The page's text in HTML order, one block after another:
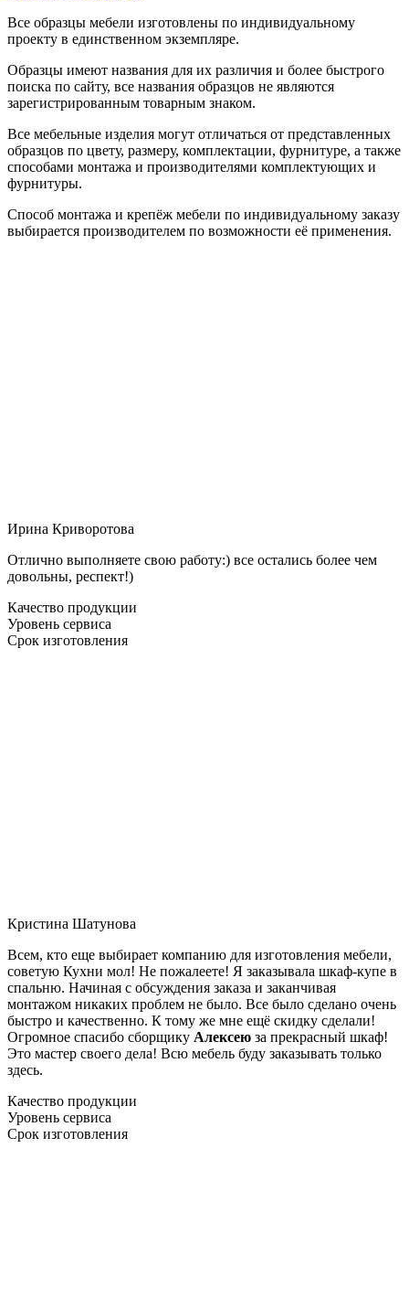
Все образцы мебели изготовлены по индивидуальному
проекту в единственном экземпляре.
Образцы имеют названия для их различия и более быстрого
поиска по сайту, все названия образцов не являются
зарегистрированным товарным знаком.
Все мебельные изделия могут отличаться от представленных
образцов по цвету, размеру, комплектации, фурнитуре, а также
способами монтажа и производителями комплектующих и
фурнитуры.
Способ монтажа и крепёж мебели по индивидуальному заказу
выбирается производителем по возможности её применения.
Ирина Криворотова
Отлично выполняете свою работу:) все остались более чем
довольны, респект!)
Качество продукции
Уровень сервиса
Срок изготовления
Кристина Шатунова
Всем, кто еще выбирает компанию для изготовления мебели,
советую Кухни мол! Не пожалеете! Я заказывала шкаф-купе в
спальню. Начиная с обсуждения заказа и заканчивая
монтажом никаких проблем не было. Все было сделано очень
быстро и качественно. К тому же мне ещё скидку сделали!
Огромное спасибо сборщику Алексею за прекрасный шкаф!
Это мастер своего дела! Всю мебель буду заказывать только
здесь.
Качество продукции
Уровень сервиса
Срок изготовления